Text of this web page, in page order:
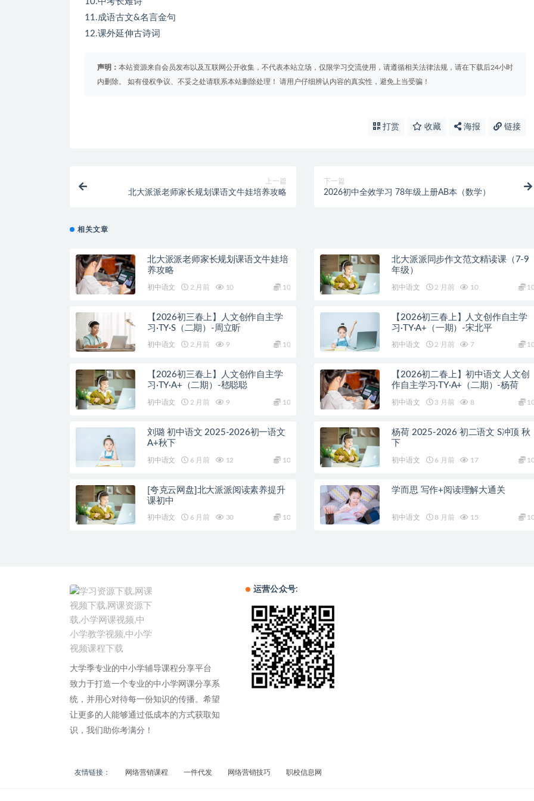
11.成语古文&名言金句
12.课外延伸古诗词
声明： 本站资源来自会员发布以及互联网公开收集，不代表本站立场，仅限学习交流使用，请遵循相关法律法规，请在下载后24小时
内删除。 如有侵权争议、不妥之处请联系本站删除处理！ 请用户仔细辨认内容的真实性，避免上当受骗！
打赏 收藏 海报 链接
上一篇
北大派派老师家长规划课语文牛娃培养攻略
下一篇
2026初中全效学习 78年级上册AB本（数学）
相关文章
北大派派老师家长规划课语文牛娃培
养攻略
初中语文 2 月前 10 10
北大派派同步作文范文精读课（7-9
年级）
初中语文 2 月前 10
【2026初三春上】人文创作自主学
习·TY·S（二期）-周立昕
初中语文 2 月前 9 10
【2026初三春上】人文创作自主学
习·TY·A+（一期）-宋北平
初中语文 2 月前 7
【2026初三春上】人文创作自主学
习·TY·A+（二期）-嵇聪聪
初中语文 2 月前 9 10
【2026初二春上】初中语文 人文创
作自主学习·TY·A+（二期）-杨荷
初中语文 3 月前 8
刘璐 初中语文 2025-2026初一语文
A+秋下
初中语文 6 月前 12 10
杨荷 2025-2026 初二语文 S冲顶 秋
下
初中语文 6 月前 17
[夸克云网盘]北大派派阅读素养提升
课初中
初中语文 6 月前 30 10
学而思 写作+阅读理解大通关
初中语文 8 月前 15
大学季专业的中小学辅导课程分享平台
致力于打造一个专业的中小学网课分享系
统，并用心对待每一份知识的传播。希望
让更多的人能够通过低成本的方式获取知
识，我们助你考满分！
运营公众号:
友情链接： 网络营销课程 一件代发 网络营销技巧 职校信息网